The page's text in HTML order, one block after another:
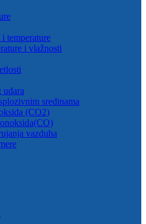
temperature
i vlažnosti
udara
sredinama
(CO2)
vazduha